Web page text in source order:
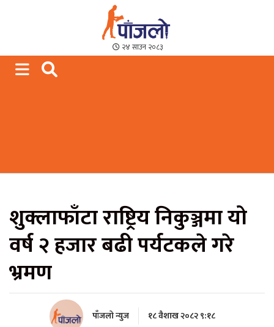
Paajalo News
We are from Far West Nepal
२४ साउन २०८३
शुक्लाफाँटा राष्ट्रिय निकुञ्जमा यो
वर्ष २ हजार बढी पर्यटकले गरे
भ्रमण
पाँजलो न्युज १८ वैशाख २०८२ ९:१८